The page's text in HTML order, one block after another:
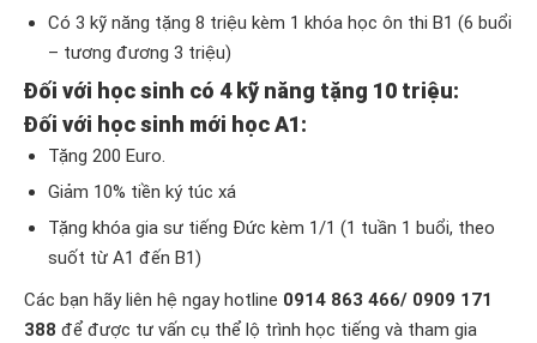
Có 3 kỹ năng tặng 8 triệu kèm 1 khóa học ôn thi B1 (6 buổi
– tương đương 3 triệu)
Đối với học sinh có 4 kỹ năng tặng 10 triệu:
Đối với học sinh mới học A1:
Tặng 200 Euro.
Giảm 10% tiền ký túc xá
Tặng khóa gia sư tiếng Đức kèm 1/1 (1 tuần 1 buổi, theo
suốt từ A1 đến B1)
Các bạn hãy liên hệ ngay hotline 0914 863 466/ 0909 171
388 để được tư vấn cụ thể lộ trình học tiếng và tham gia